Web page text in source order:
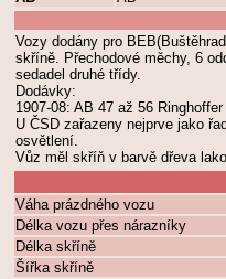
Vozy dodány pro
skříně. Přechodové měchy, 6
sedadel druhé třídy.
Dodávky:
1907-08: AB 47 až 56 Ringhoffer
U ČSD zařazeny nejprve jako
osvětlení.
Vůz měl skříň v barvě dřeva
Váha prázdného vozu
Délka vozu přes nárazníky
Délka skříně
Šířka skříně